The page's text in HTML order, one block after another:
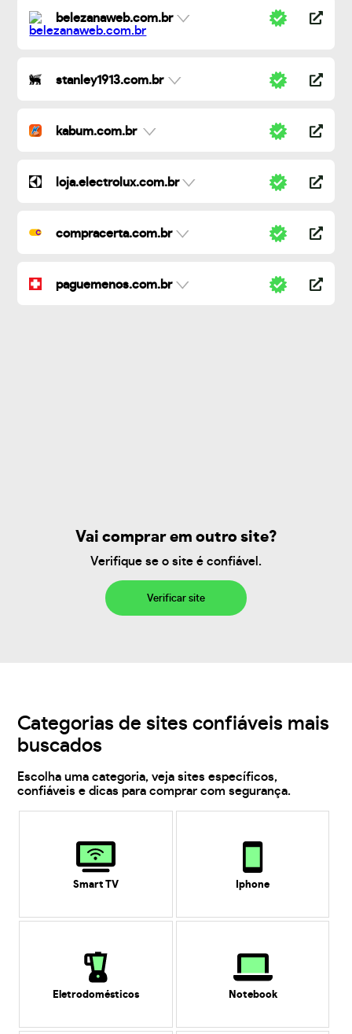
belezanaweb.com.br
stanley1913.com.br
kabum.com.br
loja.electrolux.com.br
compracerta.com.br
paguemenos.com.br
Vai comprar em outro site?
Verifique se o site é confiável.
Verificar site
Categorias de sites confiáveis mais
buscados
Escolha uma categoria, veja sites específicos,
confiáveis e dicas para comprar com segurança.
Smart TV Iphone
Eletrodomésticos Notebook